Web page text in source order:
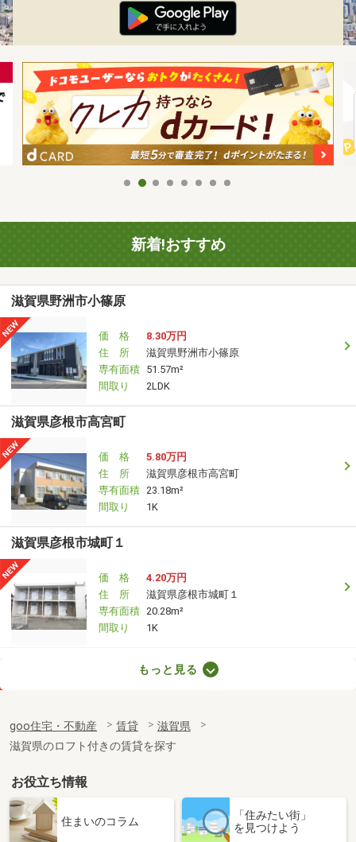
新着!おすすめ
滋賀県野洲市小篠原
価 格
8.30万円
住 所
滋賀県野洲市小篠原
専有面積 51.57m²
間取り
2LDK
滋賀県彦根市高宮町
価 格
5.80万円
住 所
滋賀県彦根市高宮町
専有面積 23.18m²
間取り
1K
滋賀県彦根市城町１
価 格
4.20万円
住 所
滋賀県彦根市城町１
専有面積 20.28m²
間取り
1K
滋賀県甲賀市甲賀町大原中
専有面積
58.6m²
間取り
2LDK
滋賀県甲賀市水口町水口
価 格
6.10万円
滋賀県甲賀市水口町水口
もっと見る
goo住宅・不動産 賃貸
滋賀県
滋賀県のロフト付きの賃貸を探す
お役立ち情報
住まいのコラム
「住みたい街」
を見つけよう